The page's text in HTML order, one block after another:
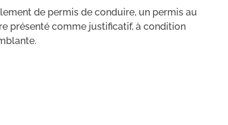
de permis de conduire, un permis au
présenté comme justificatif, à condition